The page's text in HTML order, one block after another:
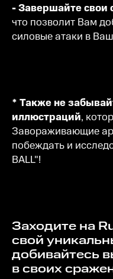
- Завершайте свои
что позволит Вам
силовые атаки в
* Также не
иллюстраций,
Завораживающие
побеждать и
BALL"!
Заходите на Rushbe.ru, покупайте
свой
добивайтесь
в своих